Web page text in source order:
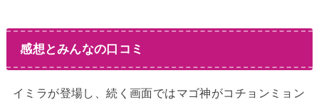
感想とみんなの口コミ
イミラが登場し、続く画面ではマゴ神がコチョンミョン